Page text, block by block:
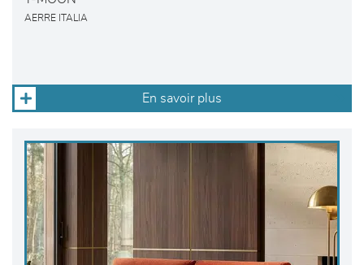
AERRE ITALIA
En savoir plus